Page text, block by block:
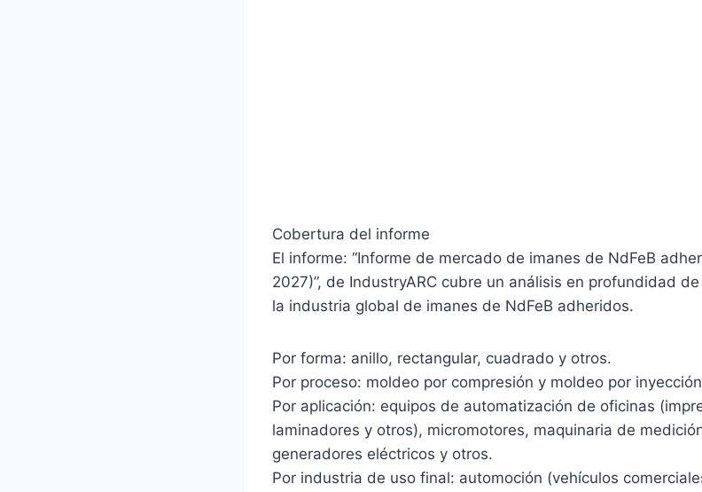
Cobertura del informe
El informe: “Informe de mercado de imanes de NdFeB
2027)”, de IndustryARC cubre un análisis en profundidad
la industria global de imanes de NdFeB adheridos.
Por forma: anillo, rectangular, cuadrado y otros.
Por proceso: moldeo por compresión y moldeo por
Por aplicación: equipos de automatización de oficinas
laminadores y otros), micromotores, maquinaria de
generadores eléctricos y otros.
Por industria de uso final: automoción (vehículos